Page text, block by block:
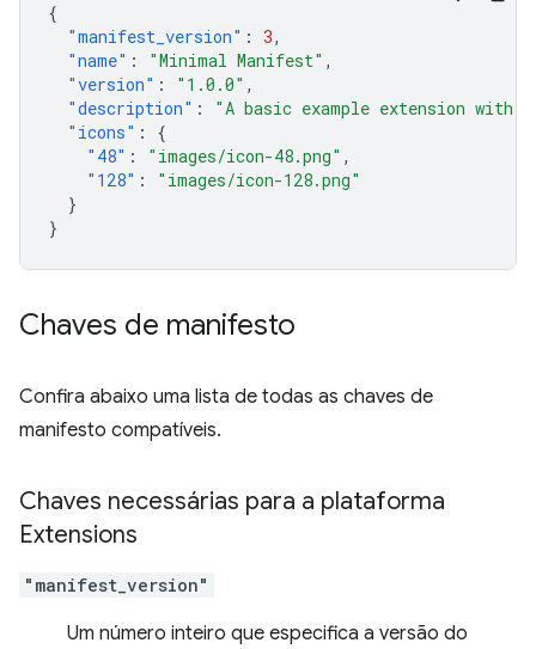
{
"manifest_version" : 3,
"name" : "Minimal Manifest" ,
"version" : "1.0.0" ,
"description" :
"A basic example extension with
"icons" :
{
"48" : "images/icon-48.png" ,
"128" :
"images/icon-128.png"
}
}
Chaves de manifesto
Confira abaixo uma lista de todas as chaves de
manifesto compatíveis.
Chaves necessárias para a plataforma
Extensions
"manifest_version"
Um número inteiro que especifica a versão do